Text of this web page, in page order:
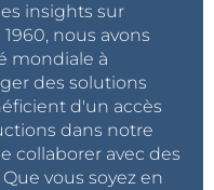
insights sur
nous avons
mondiale à
des solutions
d'un accès
dans notre
collaborer avec des
vous soyez en